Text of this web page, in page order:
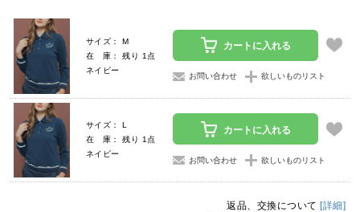
サイズ： M
在 庫： 残り 1点
ネイビー
カートに入れる
お問い合わせ 欲しいものリスト
サイズ： L
在 庫： 残り 1点
ネイビー
カートに入れる
お問い合わせ 欲しいものリスト
返品、交換について [詳細]